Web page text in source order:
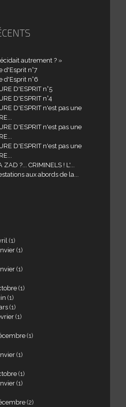
autrement ? »
d'Esprit n°7
d'Esprit n°6
D'ESPRIT n°5
D'ESPRIT n°4
D'ESPRIT n'est pas une
D'ESPRIT n'est pas une
D'ESPRIT n'est pas une
ZAD ?... CRIMINELS ! L'...
aux abords de la...
(1)
(1)
(1)
(1)
(1)
(1)
(1)
(1)
(1)
(1)
(1)
(2)